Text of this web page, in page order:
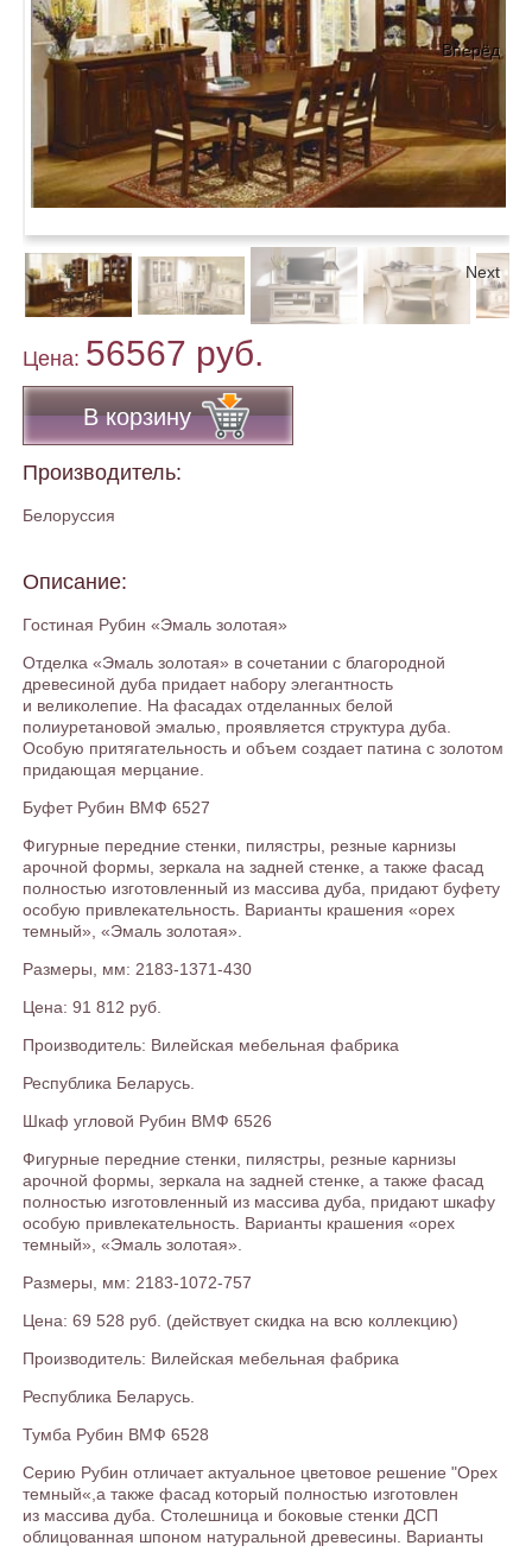
Вперёд
Next
Цена: 56567 руб.
В корзину
Производитель:
Белоруссия
Описание:
Гостиная Рубин «Эмаль золотая»
Отделка «Эмаль золотая» в сочетании с благородной
древесиной дуба придает набору элегантность
и великолепие. На фасадах отделанных белой
полиуретановой эмалью, проявляется структура дуба.
Особую притягательность и объем создает патина с золотом
придающая мерцание.
Буфет Рубин ВМФ 6527
Фигурные передние стенки, пилястры, резные карнизы
арочной формы, зеркала на задней стенке, а также фасад
полностью изготовленный из массива дуба, придают буфету
особую привлекательность. Варианты крашения «орех
темный», «Эмаль золотая».
Размеры, мм: 2183-1371-430
Цена: 91 812 руб.
Производитель: Вилейская мебельная фабрика
Республика Беларусь.
Шкаф угловой Рубин ВМФ 6526
Фигурные передние стенки, пилястры, резные карнизы
арочной формы, зеркала на задней стенке, а также фасад
полностью изготовленный из массива дуба, придают шкафу
особую привлекательность. Варианты крашения «орех
темный», «Эмаль золотая».
Размеры, мм: 2183-1072-757
Цена: 69 528 руб. (действует скидка на всю коллекцию)
Производитель: Вилейская мебельная фабрика
Республика Беларусь.
Тумба Рубин ВМФ 6528
Серию Рубин отличает актуальное цветовое решение "Орех
темный«,а также фасад который полностью изготовлен
из массива дуба. Столешница и боковые стенки ДСП
облицованная шпоном натуральной древесины. Варианты